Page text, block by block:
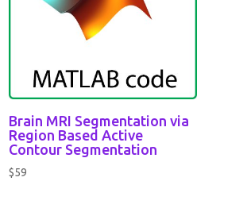
Brain MRI Segmentation via
Region Based Active
Contour Segmentation
$59